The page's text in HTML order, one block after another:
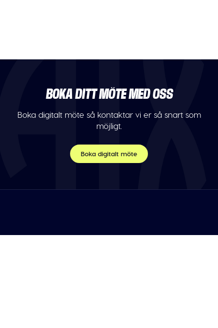
BOKA DITT MÖTE MED OSS
Boka digitalt möte så kontaktar vi er så snart som
möjligt.
Boka digitalt möte